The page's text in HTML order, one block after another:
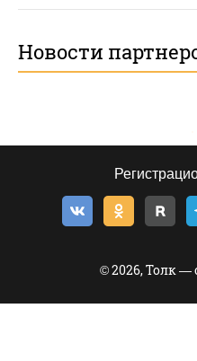
Новости
© 2026, Толк —